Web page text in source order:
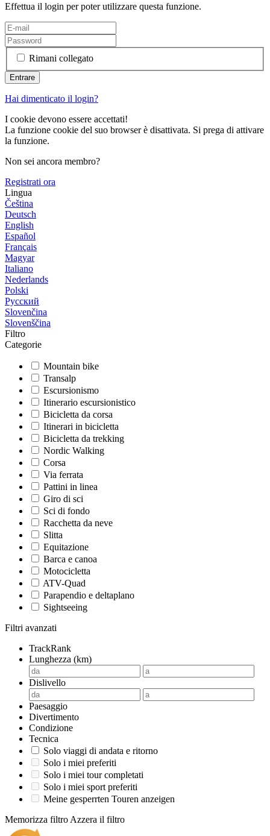
Effettua il login per poter utilizzare questa funzione.
Rimani collegato
Hai dimenticato il login?
I cookie devono essere accettati!
La funzione cookie del suo browser è disattivata. Si prega di attivare
la funzione.
Non sei ancora membro?
Registrati ora
Lingua
Čeština
Deutsch
English
Español
Français
Magyar
Italiano
Nederlands
Polski
Русский
Slovenčina
Slovenščina
Filtro
Categorie
Mountain bike
Transalp
Escursionismo
Itinerario escursionistico
Bicicletta da corsa
Itinerari in bicicletta
Bicicletta da trekking
Nordic Walking
Corsa
Via ferrata
Pattini in linea
Giro di sci
Sci di fondo
Racchetta da neve
Slitta
Equitazione
Barca e canoa
Motocicletta
ATV-Quad
Parapendio e deltaplano
Sightseeing
Filtri avanzati
TrackRank
Lunghezza (km)
Dislivello
Paesaggio
Divertimento
Condizione
Tecnica
Solo viaggi di andata e ritorno
Solo i miei preferiti
Solo i miei tour completati
Solo i miei sport preferiti
Meine gesperrten Touren anzeigen
Memorizza filtro Azzera il filtro